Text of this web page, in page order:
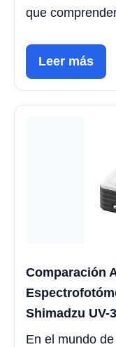
que
Leer más
Comparación
Shimadzu UV-
En el mundo